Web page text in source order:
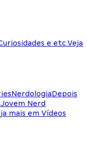
e etc.Veja
NerdologiaDepois
Jovem Nerd
mais em Vídeos